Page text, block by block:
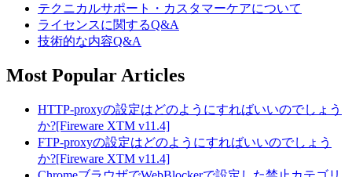
テクニカルサポート・カスタマーケアについて
ライセンスに関するQ&A
技術的な内容Q&A
Most Popular Articles
HTTP-proxyの設定はどのようにすればいいのでしょう
か?[Fireware XTM v11.4]
FTP-proxyの設定はどのようにすればいいのでしょう
か?[Fireware XTM v11.4]